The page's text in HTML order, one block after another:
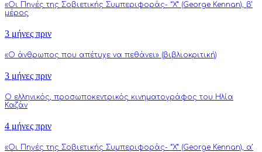
«Οι Πηγές της Σοβιετικής Συμπεριφοράς- “Χ” (George Kennan), β’
μέρος
3 μήνες πριν
«Ο άνθρωπος που απέτυχε να πεθάνει» (βιβλιοκριτική)
3 μήνες πριν
Ο ελληνικός, προσωποκεντρικός κινηματογράφος του Ηλία
Καζάν
4 μήνες πριν
«Οι Πηγές της Σοβιετικής Συμπεριφοράς- “Χ” (George Kennan), α’